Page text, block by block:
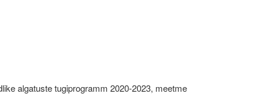
algatuste tugiprogramm 2020-2023, meetme